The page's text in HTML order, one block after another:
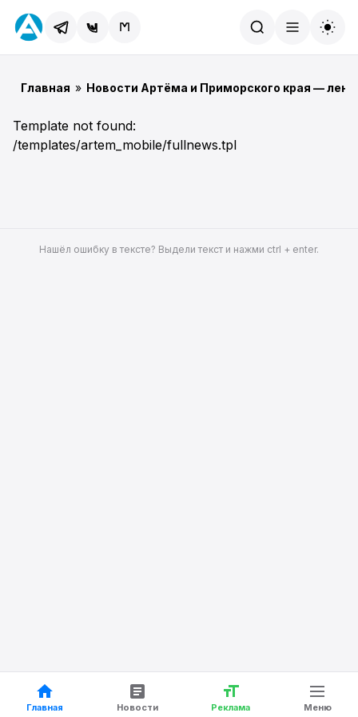
Главная » Новости Артёма и Приморского края —
Template not found:
/templates/artem_mobile/fullnews.tpl
Главная Новости Реклама Меню
Нашёл ошибку в тексте? Выдели текст и нажми ctrl + enter.